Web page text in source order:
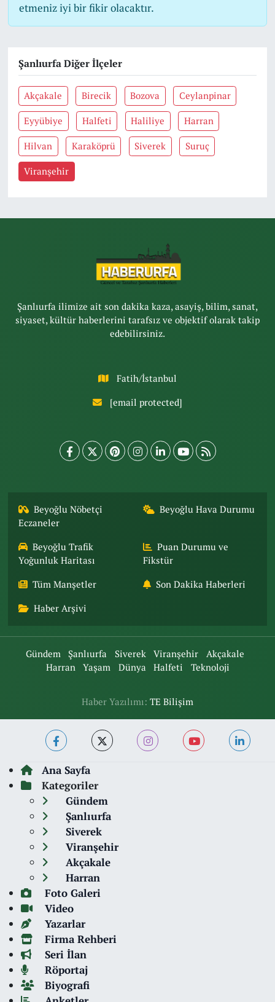
etmeniz iyi bir fikir olacaktır.
Şanlıurfa Diğer İlçeler
Akçakale Birecik Bozova Ceylanpinar
Eyyübiye Halfeti Haliliye Harran
Hilvan Karaköprü Siverek Suruç
Viranşehir
Şanlıurfa ilimize ait son dakika kaza, asayiş, bilim, sanat,
siyaset, kültür haberlerini tarafsız ve objektif olarak takip
edebilirsiniz.
Fatih/İstanbul
[email protected]
Beyoğlu Nöbetçi
Eczaneler
Beyoğlu Hava Durumu
Beyoğlu Trafik
Yoğunluk Haritası
Puan Durumu ve
Fikstür
Tüm Manşetler Son Dakika Haberleri
Haber Arşivi
Gündem Şanlıurfa Siverek Viranşehir
Akçakale
Harran
Yaşam Dünya Halfeti Teknoloji
Haber Yazılımı: TE Bilişim
Ana Sayfa
Kategoriler
Gündem
Şanlıurfa
Siverek
Viranşehir
Akçakale
Harran
Foto Galeri
Video
Yazarlar
Firma Rehberi
Seri İlan
Röportaj
Biyografi